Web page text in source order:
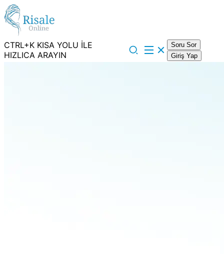
CTRL+K KISA YOLU İLE
HIZLICA ARAYIN
Soru Sor
Giriş Yap